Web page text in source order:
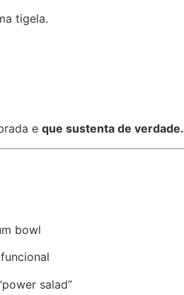
tigela.
e que sustenta de verdade.
bowl
salad”